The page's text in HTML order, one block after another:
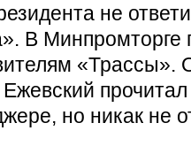
не
В Минпромторге
«Трассы».
но никак не